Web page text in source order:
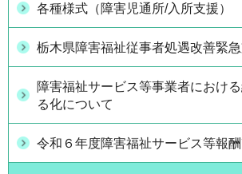
各種様式（障害児通所/入所支援）
栃木県障害福祉従事者処遇改善緊
障害福祉サービス等事業者におけ
る化について
令和６年度障害福祉サービス等報